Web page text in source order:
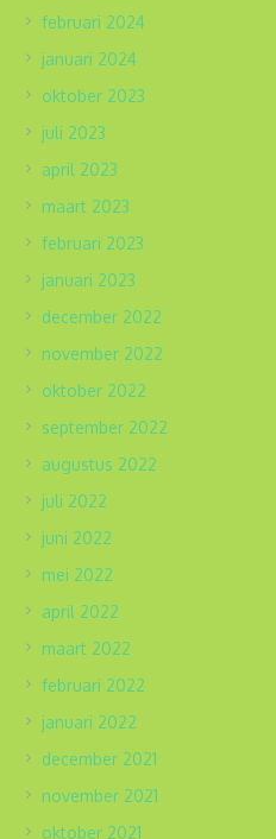
februari 2024
januari 2024
oktober 2023
juli 2023
april 2023
maart 2023
februari 2023
januari 2023
december 2022
november 2022
oktober 2022
september 2022
augustus 2022
juli 2022
juni 2022
mei 2022
april 2022
maart 2022
februari 2022
januari 2022
december 2021
november 2021
oktober 2021